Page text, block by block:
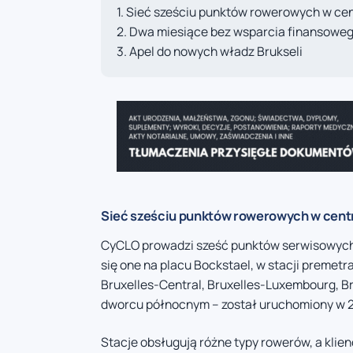
Sieć sześciu punktów rowerowych w
Dwa miesiące bez wsparcia
Apel do nowych władz Brukseli
Sieć sześciu punktów rowerowych w
CyCLO prowadzi sześć punktów
się one na placu Bockstael, w stacji
Bruxelles-Central, Bruxelles-Luxembourg,
dworcu północnym – został uruchomiony
Stacje obsługują różne typy rowerów, a